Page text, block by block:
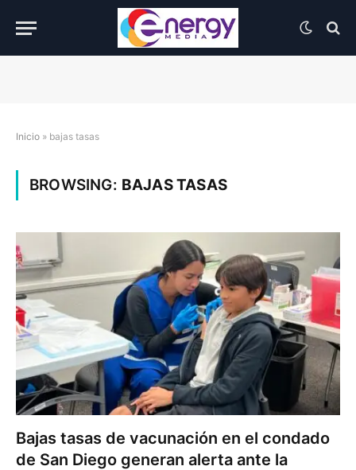
Inicio » bajas tasas
BROWSING: BAJAS TASAS
Bajas tasas de vacunación en el condado
de San Diego generan alerta ante la